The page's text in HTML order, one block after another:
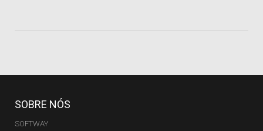
SOBRE NÓS
SOFTWAY